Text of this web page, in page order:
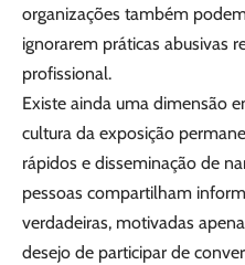
organizações também
ignorarem práticas abusivas
profissional.
Existe ainda uma dimensão
cultura da exposição
rápidos e disseminação de
pessoas compartilham
verdadeiras, motivadas
desejo de participar de